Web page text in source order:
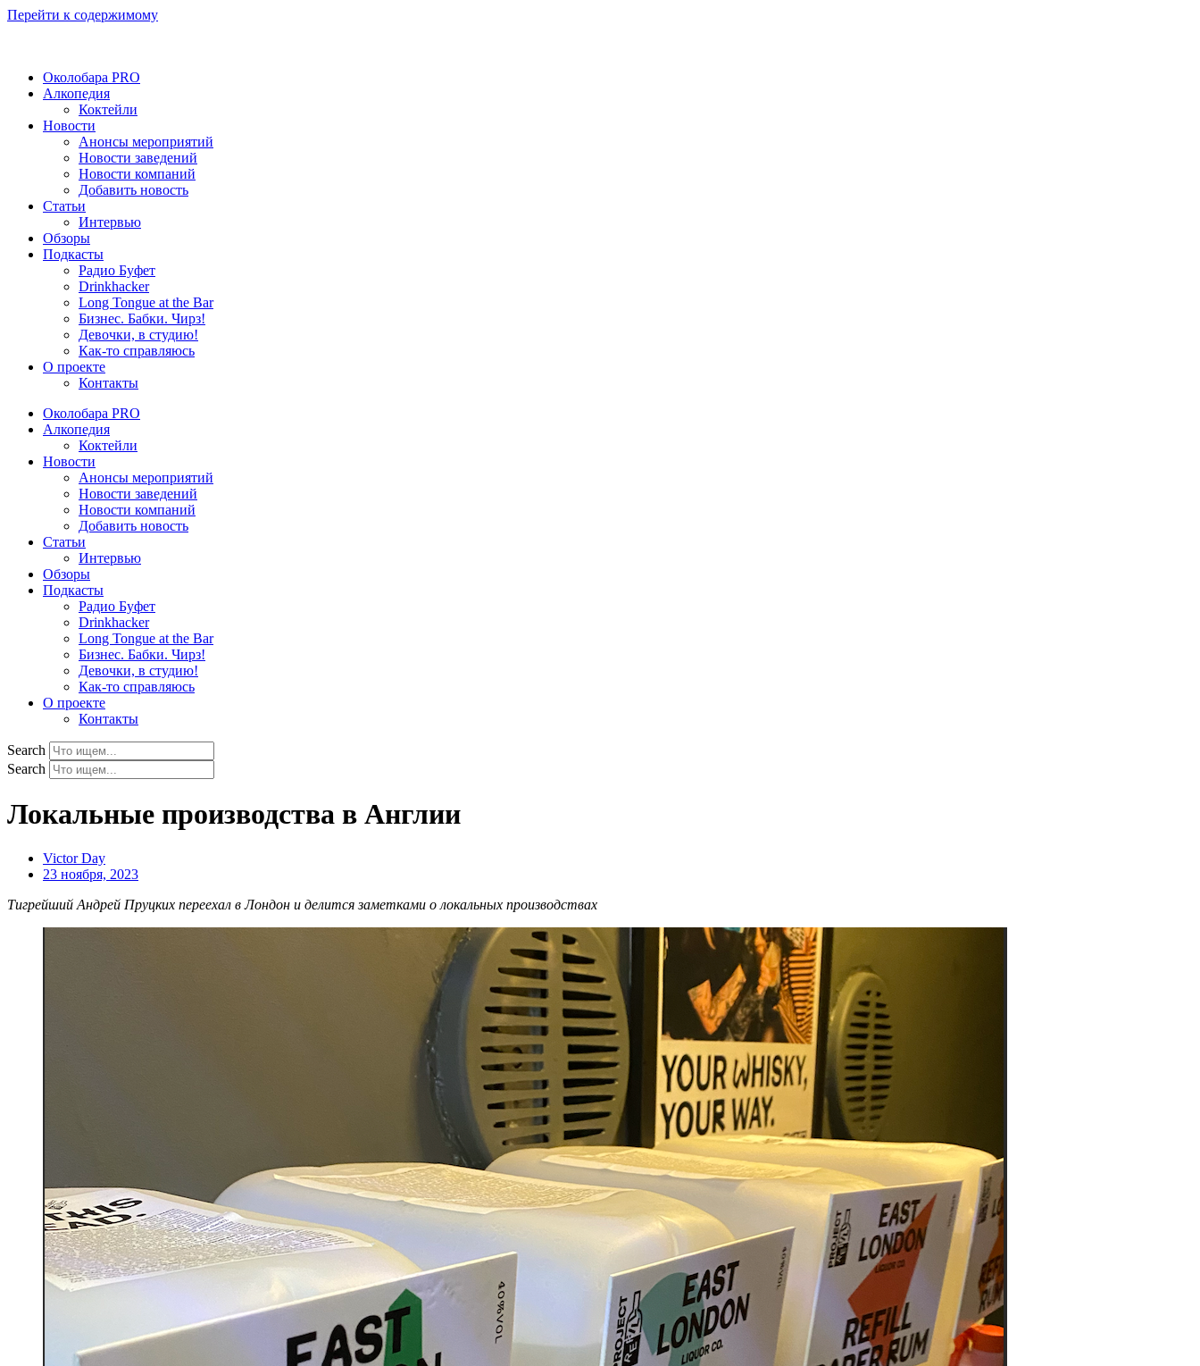
Перейти к содержимому
Околобара PRO
Алкопедия
Коктейли
Новости
Анонсы мероприятий
Новости заведений
Новости компаний
Добавить новость
Статьи
Интервью
Обзоры
Подкасты
Радио Буфет
Drinkhacker
Long Tongue at the Bar
Бизнес. Бабки. Чирз!
Девочки, в студию!
Как-то справляюсь
О проекте
Контакты
Околобара PRO
Алкопедия
Коктейли
Новости
Анонсы мероприятий
Новости заведений
Новости компаний
Добавить новость
Статьи
Интервью
Обзоры
Подкасты
Радио Буфет
Drinkhacker
Long Tongue at the Bar
Бизнес. Бабки. Чирз!
Девочки, в студию!
Как-то справляюсь
О проекте
Контакты
Search
Search
Локальные производства в Англии
Victor Day
23 ноября, 2023
Тигрейший Андрей Пруцких переехал в Лондон и делится заметками о локальных производствах